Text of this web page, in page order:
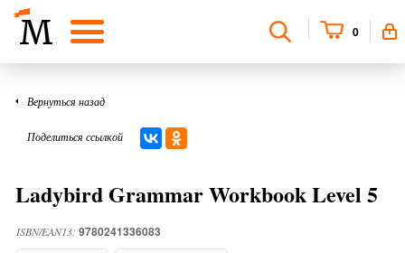
0
Вернуться назад
Поделиться ссылкой
Ladybird Grammar Workbook Level 5
ISBN/EAN13: 9780241336083